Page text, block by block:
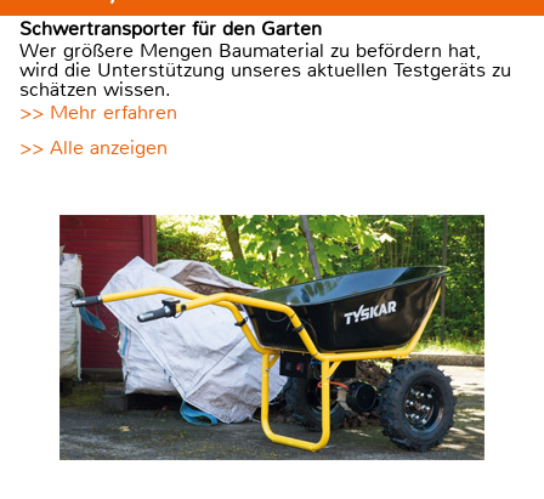
Schwertransporter für den Garten
Wer größere Mengen Baumaterial zu befördern hat,
wird die Unterstützung unseres aktuellen Testgeräts zu
schätzen wissen.
>> Mehr erfahren
>> Alle anzeigen